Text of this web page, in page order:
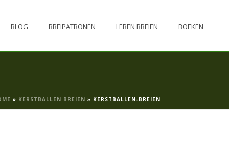
BLOG BREIPATRONEN LEREN BREIEN BOEKEN
» KERSTBALLEN BREIEN » KERSTBALLEN-BREIEN